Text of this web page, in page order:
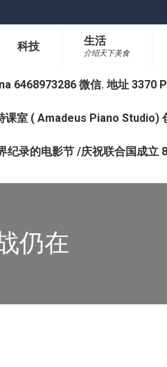
科技 生活
介绍天下美食
6468973286 微信. 地址
课室 ( Amadeus Piano Studio)
录的电影节 /庆祝联合国成立
仍在